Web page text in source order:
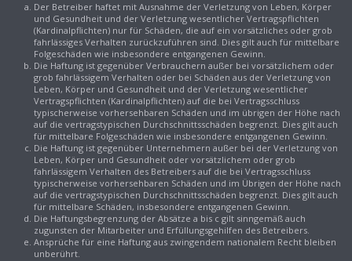
Der Betreiber haftet mit Ausnahme der Verletzung von Leben, Körper
und Gesundheit und der Verletzung wesentlicher Vertragspflichten
(Kardinalpflichten) nur für Schäden, die auf ein vorsätzliches oder grob
fahrlässiges Verhalten zurückzuführen sind. Dies gilt auch für mittelbare
Folgeschäden wie insbesondere entgangenen Gewinn.
Die Haftung ist gegenüber Verbrauchern außer bei vorsätzlichem oder
grob fahrlässigem Verhalten oder bei Schäden aus der Verletzung von
Leben, Körper und Gesundheit und der Verletzung wesentlicher
Vertragspflichten (Kardinalpflichten) auf die bei Vertragsschluss
typischerweise vorhersehbaren Schäden und im übrigen der Höhe nach
auf die vertragstypischen Durchschnittsschäden begrenzt. Dies gilt auch
für mittelbare Folgeschäden wie insbesondere entgangenen Gewinn.
Die Haftung ist gegenüber Unternehmern außer bei der Verletzung von
Leben, Körper und Gesundheit oder vorsätzlichem oder grob
fahrlässigem Verhalten des Betreibers auf die bei Vertragsschluss
typischerweise vorhersehbaren Schäden und im Übrigen der Höhe nach
auf die vertragstypischen Durchschnittsschäden begrenzt. Dies gilt auch
für mittelbare Schäden, insbesondere entgangenen Gewinn.
Die Haftungsbegrenzung der Absätze a bis c gilt sinngemäß auch
zugunsten der Mitarbeiter und Erfüllungsgehilfen des Betreibers.
Ansprüche für eine Haftung aus zwingendem nationalem Recht bleiben
unberührt.